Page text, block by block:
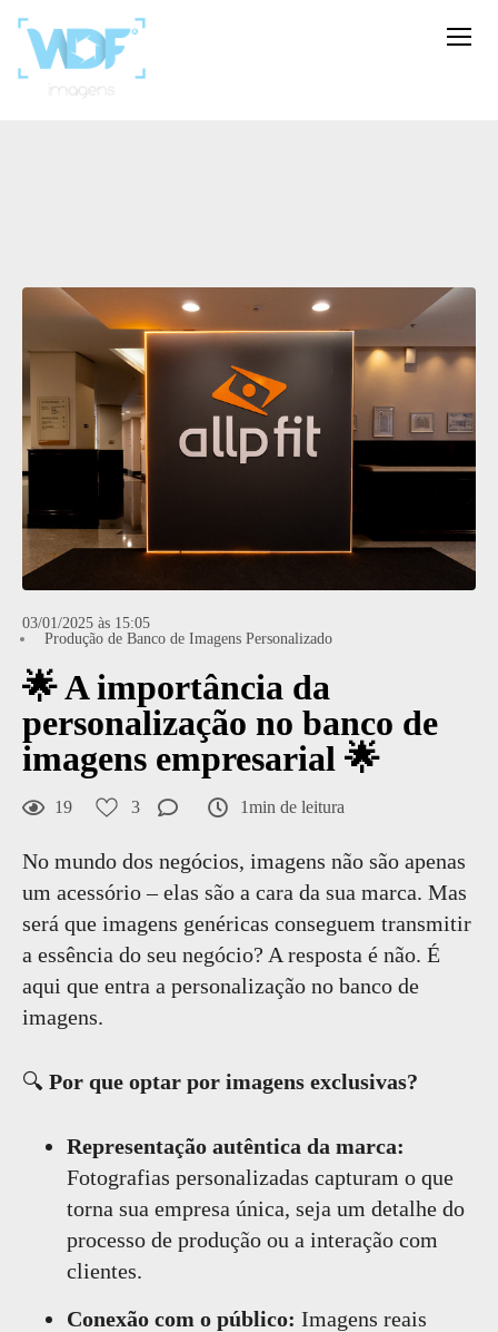
03/01/2025 às 15:05
Produção de Banco de Imagens Personalizado
🌟 A importância da
personalização no banco de
imagens empresarial 🌟
19 3 1min de leitura
No mundo dos negócios, imagens não são apenas
um acessório – elas são a cara da sua marca. Mas
será que imagens genéricas conseguem transmitir
a essência do seu negócio? A resposta é não. É
aqui que entra a personalização no banco de
imagens.
🔍 Por que optar por imagens exclusivas?
Representação autêntica da marca:
Fotografias personalizadas capturam o que
torna sua empresa única, seja um detalhe do
processo de produção ou a interação com
clientes.
Conexão com o público: Imagens reais